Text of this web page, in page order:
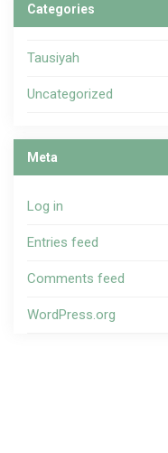
Categories
Tausiyah
Uncategorized
Meta
Log in
Entries feed
Comments feed
WordPress.org